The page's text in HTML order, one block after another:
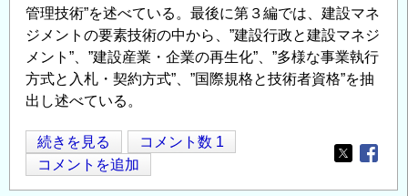
管理技術”を述べている。最後に第３編では、建設マネ
ジメントの要素技術の中から、”建設行政と建設マネジ
メント”、”建設産業・企業の再生化”、”多様な事業執行
方式と入札・契約方式”、”国際規格と技術者資格”を抽
出し述べている。
進
化
す
続きを見る
コメント数 1
コメントを追加
Opens in